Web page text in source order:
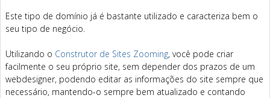
Este tipo de domínio já é bastante utilizado e caracteriza bem o
seu tipo de negócio.
Utilizando o Construtor de Sites Zooming, você pode criar
facilmente o seu próprio site, sem depender dos prazos de um
webdesigner, podendo editar as informações do site sempre que
necessário, mantendo-o sempre bem atualizado e contando